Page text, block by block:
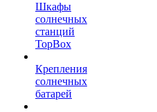
Шкафы
солнечных
станций
TopBox
Крепления
солнечных
батарей